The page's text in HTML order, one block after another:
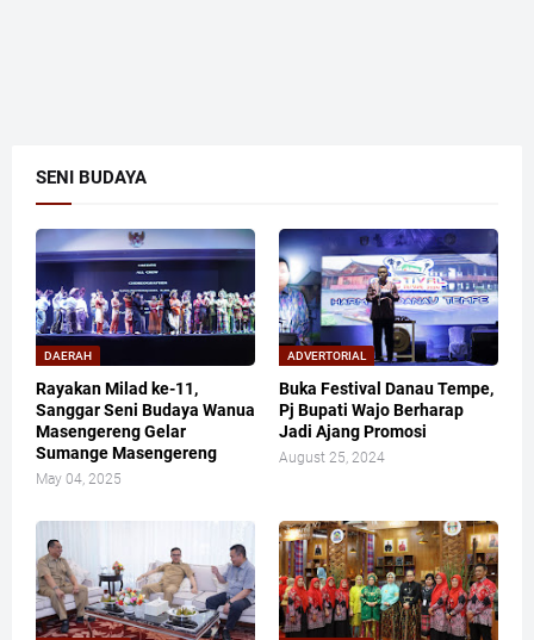
SENI BUDAYA
DAERAH
Rayakan Milad ke-11,
Sanggar Seni Budaya Wanua
Masengereng Gelar
Sumange Masengereng
May 04, 2025
ADVERTORIAL
Buka Festival Danau Tempe,
Pj Bupati Wajo Berharap
Jadi Ajang Promosi
August 25, 2024